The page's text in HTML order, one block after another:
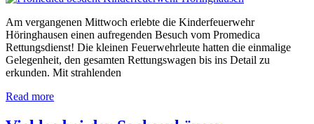
Am vergangenen Mittwoch erlebte die Kinderfeuerwehr
Höringhausen einen aufregenden Besuch vom Promedica
Rettungsdienst! Die kleinen Feuerwehrleute hatten die einmalige
Gelegenheit, den gesamten Rettungswagen bis ins Detail zu
erkunden. Mit strahlenden
Read more